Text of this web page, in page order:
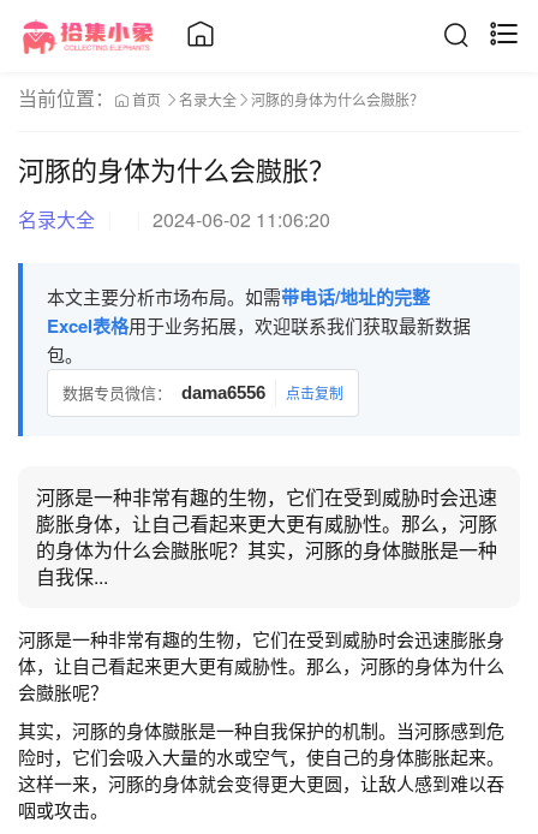
当前位置： 首页 名录大全 河豚的身体为什么会臌胀？
河豚的身体为什么会臌胀？
名录大全 2024-06-02 11:06:20
本文主要分析市场布局。如需带电话/地址的完整
Excel表格用于业务拓展，欢迎联系我们获取最新数据
包。
数据专员微信： dama6556 点击复制
河豚是一种非常有趣的生物，它们在受到威胁时会迅速
膨胀身体，让自己看起来更大更有威胁性。那么，河豚
的身体为什么会臌胀呢？其实，河豚的身体臌胀是一种
自我保...
河豚是一种非常有趣的生物，它们在受到威胁时会迅速膨胀身
体，让自己看起来更大更有威胁性。那么，河豚的身体为什么
会臌胀呢？
其实，河豚的身体臌胀是一种自我保护的机制。当河豚感到危
险时，它们会吸入大量的水或空气，使自己的身体膨胀起来。
这样一来，河豚的身体就会变得更大更圆，让敌人感到难以吞
咽或攻击。